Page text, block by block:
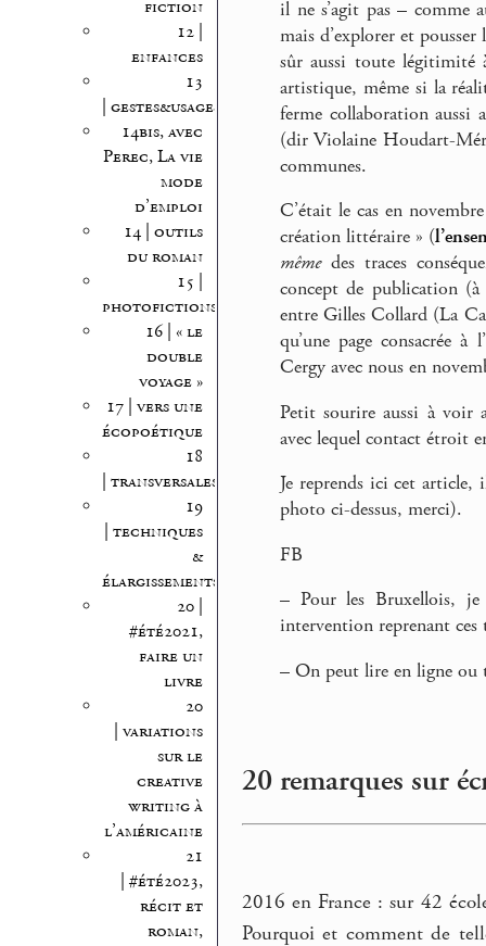
fiction
12 |
enfances
13
| gestes&usages
14bis, avec
Perec, La vie
mode
d’emploi
14 | outils
du roman
15 |
photofictions
16 | « le
double
voyage »
17 | vers une
écopoétique
18
| transversales
19
| techniques
&
élargissements
20 |
#été2021,
faire un
livre
20
| variations
sur le
creative
writing à
l’américaine
21
| #été2023,
récit et
roman,
il ne s’agit pas – comme
mais d’explorer et
sûr aussi toute légitimité
artistique, même si la
ferme collaboration aussi
(dir Violaine Houdart-
communes.
C’était le cas en
création littéraire » (
mêmedes traces
concept de publication
entre Gilles Collard (La
qu’une page consacrée
Cergy avec nous en
Petit sourire aussi à voir
avec lequel contact étroit
Je reprends ici cet article,
photo ci-dessus, merci).
FB
– Pour les Bruxellois,
intervention reprenant ces
– On peut lire en ligne ou
20 remarques sur
2016 en France : sur 42
Pourquoi et comment de